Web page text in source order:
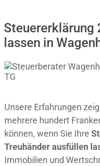
Steuererklärung
lassen in
Unsere Erfahrungen
mehrere hundert
können, wenn Sie Ihre
Treuhänder ausfüllen
Immobilien und